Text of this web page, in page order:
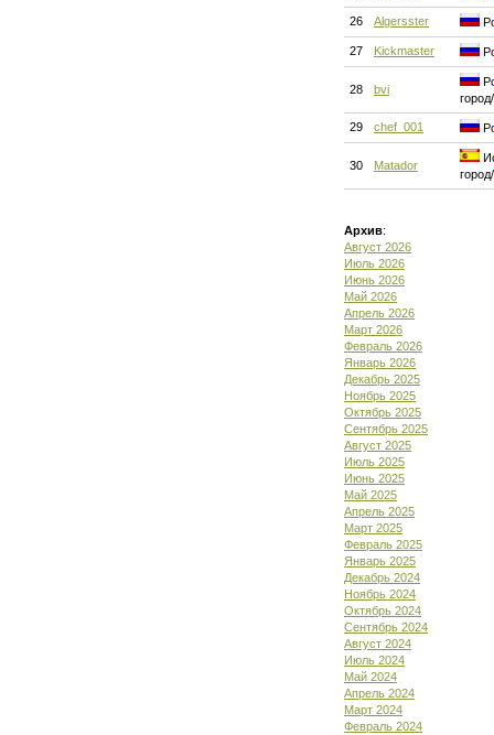
26 Algersster
27 Kickmaster
28 bvi
29 chef_001
30 Matador
Архив:
Август 2026
Июль 2026
Июнь 2026
Май 2026
Апрель 2026
Март 2026
Февраль 2026
Январь 2026
Декабрь 2025
Ноябрь 2025
Октябрь 2025
Сентябрь 2025
Август 2025
Июль 2025
Июнь 2025
Май 2025
Апрель 2025
Март 2025
Февраль 2025
Январь 2025
Декабрь 2024
Ноябрь 2024
Октябрь 2024
Сентябрь 2024
Август 2024
Июль 2024
Май 2024
Апрель 2024
Март 2024
Февраль 2024